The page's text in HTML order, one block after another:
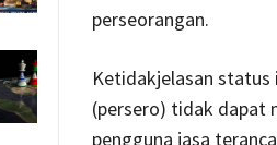
perseorangan.
Ketidakjelasan status
(persero) tidak dapat
pengguna jasa